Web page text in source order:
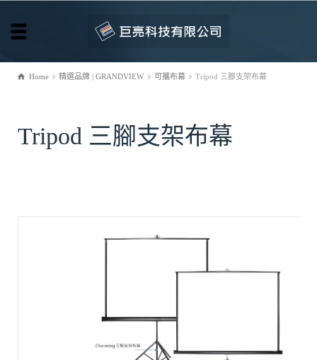
Home 精選品牌 | GRANDVIEW 可攜布幕 Tripod 三腳支架布幕
Tripod 三腳支架布幕